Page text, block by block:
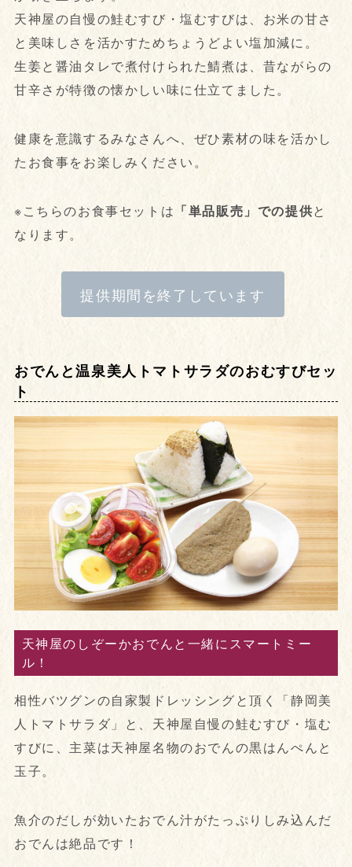
天神屋の自慢の鮭むすび・塩むすびは、お米の甘さ
と美味しさを活かすためちょうどよい塩加減に。
生姜と醤油タレで煮付けられた鯖煮は、昔ながらの
甘辛さが特徴の懐かしい味に仕立てました。
健康を意識するみなさんへ、ぜひ素材の味を活かし
たお食事をお楽しみください。
※こちらのお食事セットは 「単品販売」での提供と
なります。
提供期間を終了しています
おでんと温泉美人トマトサラダのおむすびセッ
ト
天神屋のしぞーかおでんと一緒にスマートミー
ル！
相性バツグンの自家製ドレッシングと頂く「静岡美
人トマトサラダ」と、天神屋自慢の鮭むすび・塩む
すびに、主菜は天神屋名物のおでんの黒はんぺんと
玉子。
魚介のだしが効いたおでん汁がたっぷりしみ込んだ
おでんは絶品です！